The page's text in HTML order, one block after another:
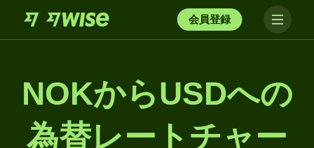
会員登録
NOKからUSDへの
為替レートチャー